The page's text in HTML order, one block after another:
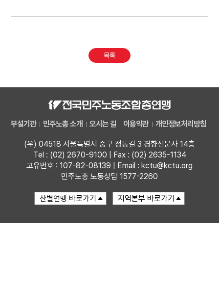
목록
부설기관 민주노총 소개 오시는 길 이용약관 개인정보처리방침
(우) 04518 서울특별시 중구 정동길 3 경향신문사 14층
Tel : (02) 2670-9100 | Fax : (02) 2635-1134
고유번호 : 107-82-08139 | Email : kctu@kctu.org
민주노총 노동상담 1577-2260
찾아보기